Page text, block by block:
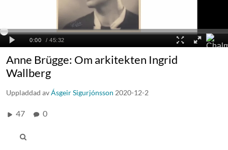
Anne Brügge: Om arkitekten Ingrid
Wallberg
Uppladdad avÁsgeir Sigurjónsson 2020-12-2
47 0